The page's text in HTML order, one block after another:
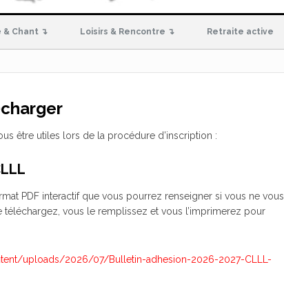
& Chant ↴ Loisirs & Rencontre ↴ Retraite active
être utiles lors de la procédure d’inscription :
PDF interactif que vous pourrez renseigner si vous ne vous
vous le remplissez et vous l’imprimerez pour
uploads/2026/07/Bulletin-adhesion-2026-2027-CLLL-